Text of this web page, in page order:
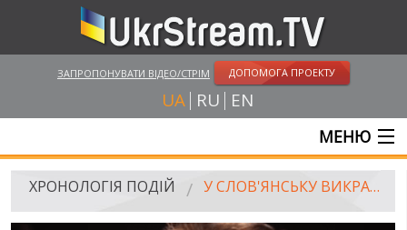
ЗАПРОПОНУВАТИ ВІДЕО/СТРІМ ДОПОМОГА ПРОЕКТУ
UA RU EN
МЕНЮ
ГОЛОВНА
ХРОНОЛОГІЯ ПОДІЙ У СЛОВ'ЯНСЬКУ ВИКРАЛИ АМЕРИКАНСЬКОГО ЖУРНАЛІСТА САЙМОНА ОСТРОВСЬКОГО